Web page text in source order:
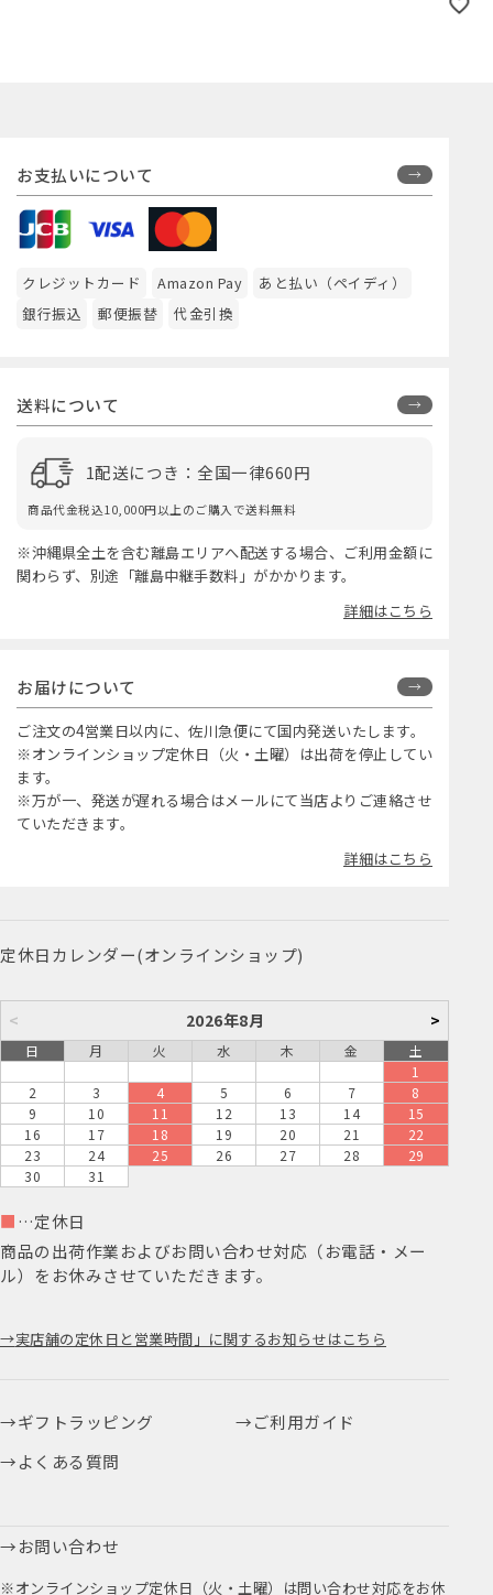
お支払いについて
クレジットカード Amazon Pay
あと払い（ペイディ）
銀行振込
郵便振替 代金引換
送料について
1配送につき：全国一律660円
商品代金税込10,000円以上のご購入で送料無料
※沖縄県全土を含む離島エリアへ配送する場合、ご利用金額に
関わらず、別途「離島中継手数料」がかかります。
詳細はこちら
お届けについて
ご注文の4営業日以内に、佐川急便にて国内発送いたします。
※オンラインショップ定休日（火・土曜）は出荷を停止してい
ます。
※万が一、発送が遅れる場合はメールにて当店よりご連絡させ
ていただきます。
詳細はこちら
定休日カレンダー(オンラインショップ)
< 2026年8月 >
日 月 火 水 木 金
土
1
2
3 4 5 6 7
8
9
10 11 12 13 14
15
16
17 18 19 20 21
22
23
24 25 26 27 28
29
30
31
■ …定休日
商品の出荷作業およびお問い合わせ対応（お電話・メー
ル）をお休みさせていただきます。
実店舗の定休日と営業時間」に関するお知らせはこちら
ギフトラッピング
ご利用ガイド
よくある質問
お問い合わせ
※オンラインショップ定休日（火・土曜）は問い合わせ対応をお休